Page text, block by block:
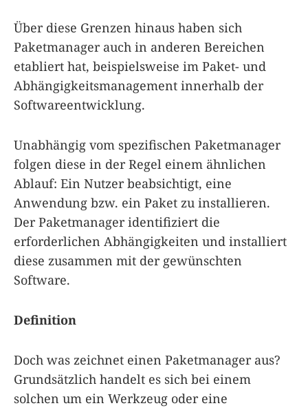
Über diese Grenzen hinaus haben sich
Paketmanager auch in anderen Bereichen
etabliert hat, beispielsweise im Paket- und
Abhängigkeitsmanagement innerhalb der
Softwareentwicklung.
Unabhängig vom spezifischen Paketmanager
folgen diese in der Regel einem ähnlichen
Ablauf: Ein Nutzer beabsichtigt, eine
Anwendung bzw. ein Paket zu installieren.
Der Paketmanager identifiziert die
erforderlichen Abhängigkeiten und installiert
diese zusammen mit der gewünschten
Software.
Definition
Doch was zeichnet einen Paketmanager aus?
Grundsätzlich handelt es sich bei einem
solchen um ein Werkzeug oder eine